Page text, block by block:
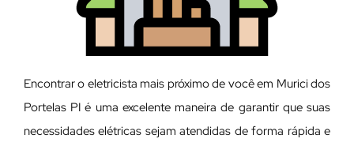
Encontrar o eletricista mais próximo de você em Murici dos
Portelas PI é uma excelente maneira de garantir que suas
necessidades elétricas sejam atendidas de forma rápida e